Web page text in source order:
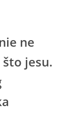
ne
jesu.